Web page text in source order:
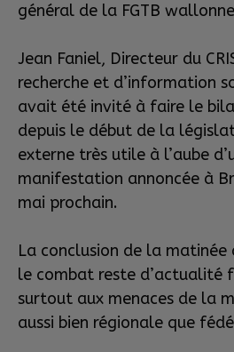
général de la FGTB
Jean Faniel, Directeur du
recherche et d’information
avait été invité à faire le
depuis le début de la
externe très utile à l’aube
manifestation annoncée à
mai prochain.
La conclusion de la matinée
le combat reste d’actualité
surtout aux menaces de la
aussi bien régionale que